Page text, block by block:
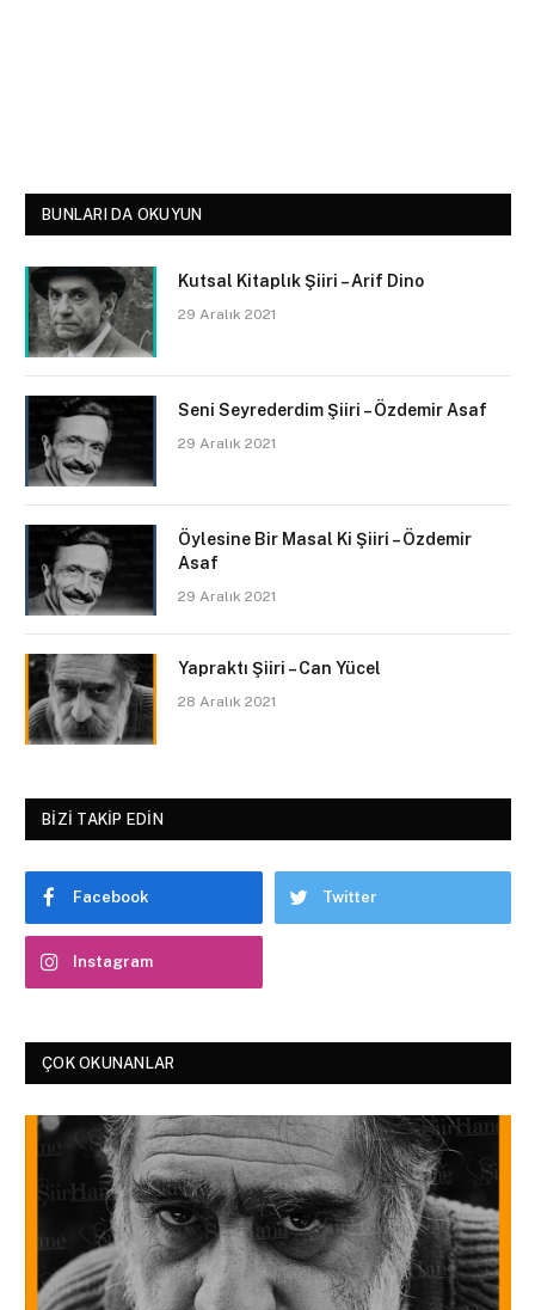
BUNLARI DA OKUYUN
Kutsal Kitaplık Şiiri – Arif Dino
29 Aralık 2021
Seni Seyrederdim Şiiri – Özdemir Asaf
29 Aralık 2021
Öylesine Bir Masal Ki Şiiri – Özdemir
Asaf
29 Aralık 2021
Yapraktı Şiiri – Can Yücel
28 Aralık 2021
BIZI TAKIP EDIN
Facebook Twitter
Instagram
ÇOK OKUNANLAR